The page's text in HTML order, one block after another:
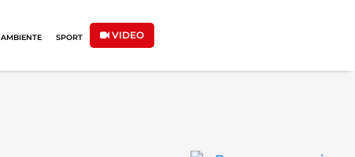
AMBIENTE SPORT VIDEO